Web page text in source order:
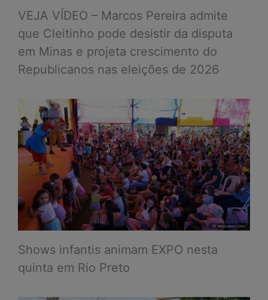
VEJA VÍDEO – Marcos Pereira admite
que Cleitinho pode desistir da disputa
em Minas e projeta crescimento do
Republicanos nas eleições de 2026
Shows infantis animam EXPO nesta
quinta em Rio Preto